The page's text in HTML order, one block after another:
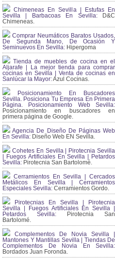
Chimeneas En Sevilla | Estufas En
Sevilla | Barbacoas En Sevilla:D&C
Chimeneas.
Comprar Neumáticos Baratos Usados,
De Segunda Mano, De Ocasión Y
Seminuevos En Sevilla: Hipergoma
Tienda de muebles de cocina en el
Aljarafe | La mejor tienda para comprar
cocinas en Sevilla | Venta de cocinas en
Sanlúcar la Mayor:Azul Cocinas.
Posicionamiento En Buscadores
Sevilla. Posiciona Tu Empresa En Primera
Página. Posicionamiento Web Sevilla:
Posicionamiento en buscadores en
primera página de Google.
Agencia De Diseño De Páginas Web
En Sevilla: Diseño Web EN Sevilla.
Cohetes En Sevilla | Pirotecnia Sevilla
| Fuegos Artificiales En Sevilla | Petardos
Sevilla: Pirotecnia San Bartolomé.
Cerramientos En Sevilla | Cercados
Metálicos En Sevilla | Cerramientos
Especiales Sevilla: Cerramientos Gordo.
Pirotecnias En Sevilla | Pirotecnia
Sevilla | Fuegos Artificiales En Sevilla |
Petardos Sevilla: Pirotecnia San
Bartolomé.
Complementos De Novia Sevilla |
Mantones Y Mantillas Sevilla | Tiendas De
Complementos De Novia En Sevilla:
Bordados Juan Foronda.